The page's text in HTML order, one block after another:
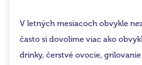
V letných mesiacoch obvykle
často si dovolíme viac ako
drinky, čerstvé ovocie,